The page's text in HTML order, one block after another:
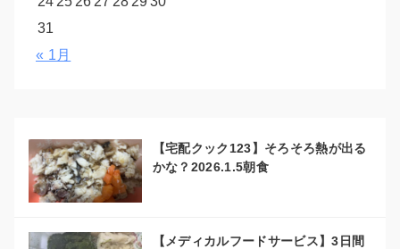
31
« 1月
【宅配クック123】そろそろ熱が出る
かな？2026.1.5朝食
【メディカルフードサービス】3日間